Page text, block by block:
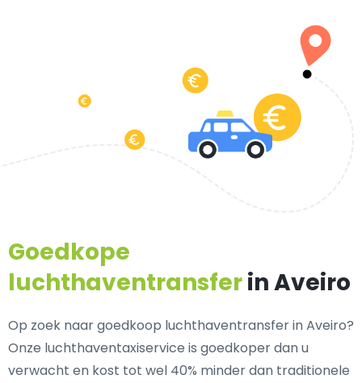
Goedkope
luchthaventransferin Aveiro
Op zoek naar goedkoop luchthaventransfer in Aveiro?
Onze luchthaventaxiservice is goedkoper dan u
verwacht en kost tot wel 40% minder dan traditionele